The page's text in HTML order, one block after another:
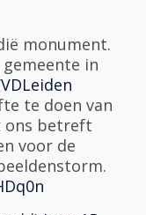
monument.
in
te doen van
ons betreft
voor de